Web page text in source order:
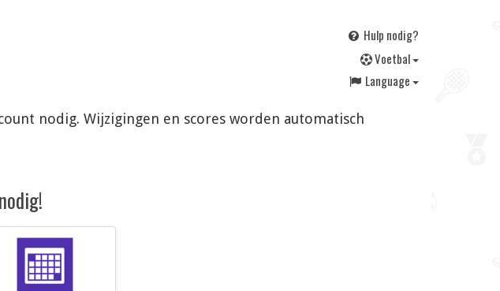
Hulp nodig?
Voetbal
Language
nodig. Wijzigingen en scores worden automatisch